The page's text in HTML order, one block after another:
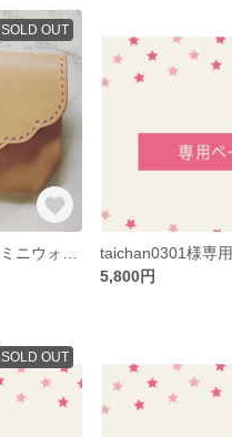
SOLD OUT
taichan0301様専用
5,800円
SOLD OUT